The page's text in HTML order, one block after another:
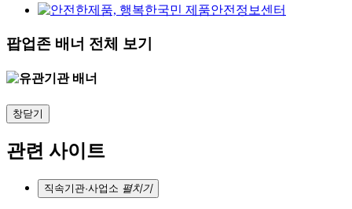
팝업존 배너 전체 보기
창닫기
관련 사이트
직속기관·사업소 펼치기